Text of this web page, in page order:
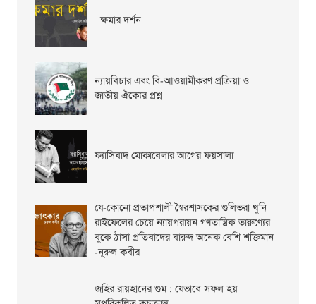
ক্ষমার দর্শন
ন্যায়বিচার এবং বি-আওয়ামীকরণ প্রক্রিয়া ও
জাতীয় ঐক্যের প্রশ্ন
ফ্যাসিবাদ মোকাবেলার আগের ফয়সালা
যে-কোনো প্রতাপশালী স্বৈরশাসকের গুলিভরা খুনি
রাইফেলের চেয়ে ন্যায়পরায়ন গণতান্ত্রিক তারুণ্যের
বুকে ঠাসা প্রতিবাদের বারুদ অনেক বেশি শক্তিমান
-নূরুল কবীর
জহির রায়হানের গুম : যেভাবে সফল হয়